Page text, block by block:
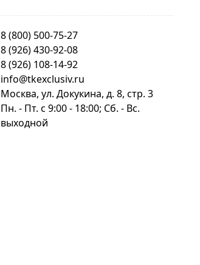
8 (800) 500-75-27
8 (926) 430-92-08
8 (926) 108-14-92
info@tkexclusiv.ru
Москва, ул. Докукина, д. 8, стр. 3
Пн. - Пт. c 9:00 - 18:00; Сб. - Вс.
выходной